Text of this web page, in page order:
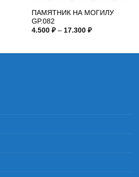
ПАМЯТНИК НА МОГИЛУ
GP.082
4.500 ₽ – 17.300 ₽Диапазон